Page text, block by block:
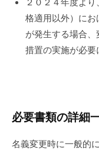
格適用以外）にお
が発生する場合
措置の実施が必要
必要書類の詳細
名義変更時に一般的